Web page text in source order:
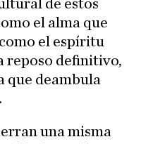
de estos
el alma que
el espíritu
reposo definitivo,
que deambula
una misma